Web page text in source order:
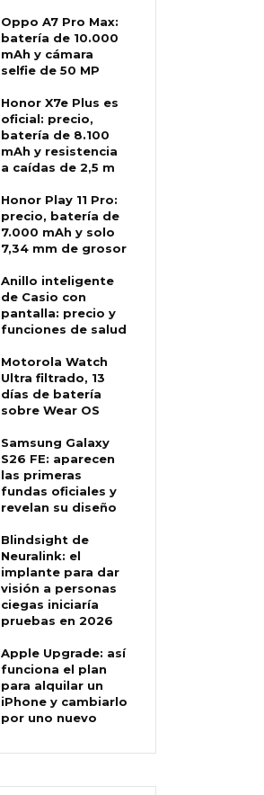
Oppo A7 Pro Max:
batería de 10.000
mAh y cámara
selfie de 50 MP
Honor X7e Plus es
oficial: precio,
batería de 8.100
mAh y resistencia
a caídas de 2,5 m
Honor Play 11 Pro:
precio, batería de
7.000 mAh y solo
7,34 mm de grosor
Anillo inteligente
de Casio con
pantalla: precio y
funciones de salud
Motorola Watch
Ultra filtrado, 13
días de batería
sobre Wear OS
Samsung Galaxy
S26 FE: aparecen
las primeras
fundas oficiales y
revelan su diseño
Blindsight de
Neuralink: el
implante para dar
visión a personas
ciegas iniciaría
pruebas en 2026
Apple Upgrade: así
funciona el plan
para alquilar un
iPhone y cambiarlo
por uno nuevo